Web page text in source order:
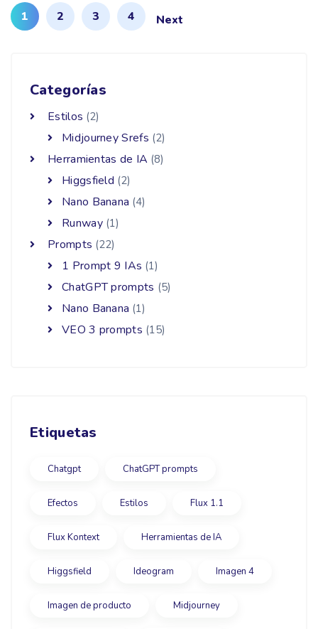
1 2 3 4 Next
Categorías
Estilos (2)
Midjourney Srefs (2)
Herramientas de IA (8)
Higgsfield (2)
Nano Banana (4)
Runway(1)
Prompts (22)
1 Prompt 9 IAs (1)
ChatGPT prompts (5)
Nano Banana (1)
VEO 3 prompts (15)
Etiquetas
Chatgpt ChatGPT prompts
Efectos Estilos Flux 1.1
Flux Kontext Herramientas de IA
Higgsfield Ideogram Imagen 4
Imagen de producto Midjourney